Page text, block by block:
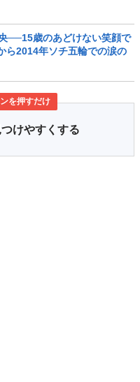
──15歳のあどけない笑顔で
ら2014年ソチ五輪での涙の
を押すだけ
けやすくする